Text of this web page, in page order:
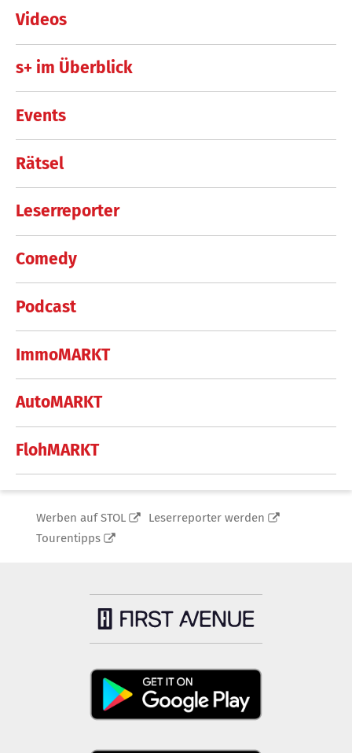
Videos
s+ im Überblick
Events
Rätsel
Leserreporter
Comedy
Podcast
ImmoMARKT
AutoMARKT
FlohMARKT
Werben auf STOL
Leserreporter werden
Tourentipps